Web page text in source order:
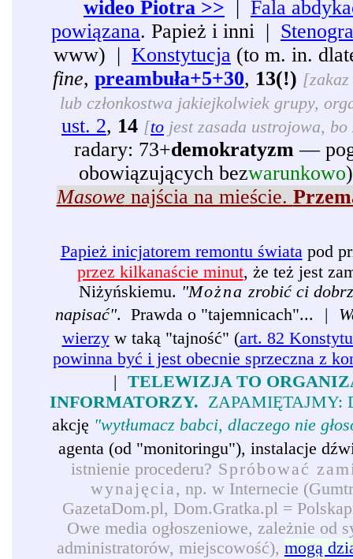
wideo Piotra >>
Fala
powiązana. Papież i inni |
www) | Konstytucja (to m. in.
fine, preambuła+5+30, 13(!)
lub członkostwa jakiejkolwiek grupy,
ust. 2, 14 [to jest zasada ustrojowa,
radary: 73+demokratyzm—
obowiązujących bezwarunkowo
Masowe najścia na mieście.
Papież inicjatorem remontu światapod
przez kilkanaście minut, że też jest
Niżyńskiemu. "Można zrobić ci
napisać". Prawda o "tajemnicach"... |
wierzyw taką "tajność" (art. 82
powinna być i jest obecnie sprzeczna z
|
TELEWIZJA TO
INFORMATORZY. ZAPAMIĘTAJMY:
akcję "wytłumacz babci, dlaczego nie
agenta (od "monitoringu"), instalacje
istnienie procederu? Spróbować
wynajęcia, np. w Internecie
GazetaDom.pl, Dom.Gratka.pl =
Owe media ogłoszeniowe, zależnie
administratorów, miejscowość), mogą